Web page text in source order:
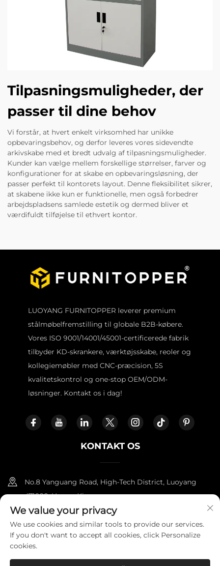
Tilpasningsmuligheder, der
passer til dine behov
Vi forstår, at hvert enkelt virksomhed har unikke
opbevaringsbehov, og derfor leveres vores sidevendte
arkivskabe med et bredt udvalg af tilpasningsmuligheder.
Kunder kan vælge mellem forskellige størrelser, farver og
konfigurationer for at skabe en opbevaringsløsning, der
passer perfekt til kontorets layout. Denne fleksibilitet sikrer,
at skabene ikke kun er funktionelle, men også forbedrer
arbejdspladsens samlede estetik og dermed bliver et
værdifuldt tilføjelse til ethvert kontor.
LUOYANG FURNITOPPER leverer premium
stålmøbelfremstilling til globale B2B-købere.
Vores ISO 9001/14001/45001-certificerede fabrik
tilbyder KD-skrankere, værktøjsskabe, reoler og
kollegiemøbler med CNC-præcision, 5S
kvalitetskontrol og one-stop OEM/ODM-
løsninger. Kontakt os i dag!
KONTAKT OS
No.8 Yanguang Road, High-Tech District, Luoyang
471000, Henan, Kina.
+86-18338800729
[email protected]
We value your privacy
We use cookies and similar tools to provide our services.
If you don't want to accept all cookies, click Personalize
cookies.